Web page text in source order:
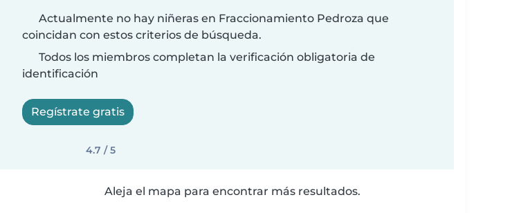
Actualmente no hay niñeras en Fraccionamiento Pedroza que
coincidan con estos criterios de búsqueda.
Todos los miembros completan la verificación obligatoria de
identificación
Regístrate gratis
4.7 / 5
Aleja el mapa para encontrar más resultados.